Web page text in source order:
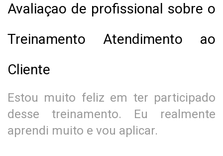
Avaliaçao de profissional sobre o
Treinamento Atendimento ao
Cliente
Estou muito feliz em ter participado
desse treinamento. Eu realmente
aprendi muito e vou aplicar.